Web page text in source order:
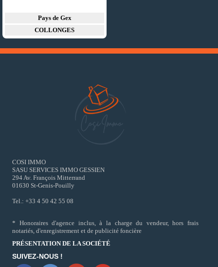
Pays de Gex
COLLONGES
COSI IMMO
SASU SERVICES IMMO GESSIEN
294 Av. François Mitterrand
01630 St-Genis-Pouilly
Tel.: +33 4 50 42 55 08
* Honoraires d'agence inclus, à la charge du vendeur, hors frais
notariés, d'enregistrement et de publicité foncière
PRÉSENTATION DE LA SOCIÉTÉ
SUIVEZ-NOUS !